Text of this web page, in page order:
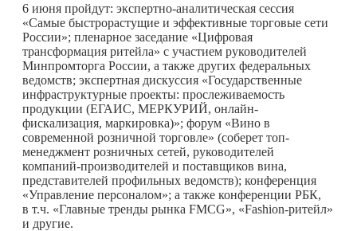
6 июня пройдут: экспертно-аналитическая сессия
«Самые быстрорастущие и эффективные торговые сети
России»; пленарное заседание «Цифровая
трансформация ритейла» с участием руководителей
Минпромторга России, а также других федеральных
ведомств; экспертная дискуссия «Государственные
инфраструктурные проекты: прослеживаемость
продукции (ЕГАИС, МЕРКУРИЙ, онлайн-
фискализация, маркировка)»; форум «Вино в
современной розничной торговле» (соберет топ-
менеджмент розничных сетей, руководителей
компаний-производителей и поставщиков вина,
представителей профильных ведомств); конференция
«Управление персоналом»; а также конференции РБК,
в т.ч. «Главные тренды рынка FMCG», «Fashion-ритейл»
и другие.